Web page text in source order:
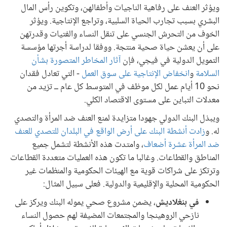
ويؤثر العنف على رفاهية الناجيات وأطفالهن، وتكوين رأس المال
البشري بسبب تجارب الحياة السلبية، وتراجع الإنتاجية. ويؤثر
الخوف من التحرش الجنسي على تنقل النساء والفتيات وقدرتهن
على أن يعشن حياة صحية منتجة. ووفقا لدراسة أجرتها مؤسسة
التمويل الدولية في فيجي، فإنآثار المخاطر المتصورة بشأن
السلامةوانخفاض الإنتاجية على سوق العمل- التي تعادل فقدان
نحو 10 أيام عمل لكل موظف في المتوسط كل عام ــ تزيد من
معدلات التباين على مستوى الاقتصاد الكلي.
ويبذل البنك الدولي جهودا متزايدة لمنع العنف ضد المرأة والتصدي
له. وزادت أنشطة البنك على أرض الواقع في البلدان للتصدي للعنف
ضد المرأة عشرة أضعاف، وامتدت هذه الأنشطة لتشمل جميع
المناطق والقطاعات. وغالبا ما تكون هذه العمليات متعددة القطاعات
وترتكز على شراكات قوية مع الهيئات الحكومية والمنظمات غير
الحكومية المحلية والإقليمية والدولية. فعلى سبيل المثال:
في بنغلاديش، يضمن مشروع صحي يموله البنك ويركز على
نازحي الروهينجا والمجتمعات المضيفة لهم حصول النساء